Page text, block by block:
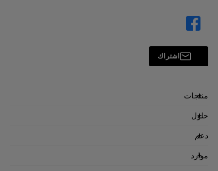
اشتراك
منتجات
بروجكتر
اضاءة
حلول
سفير BenQ AQCOLOR
AQColor
دعم
اتصل بنا
موارد